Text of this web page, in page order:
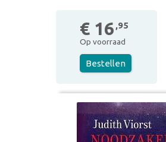
€ 16 ,95
Op voorraad
Bestellen